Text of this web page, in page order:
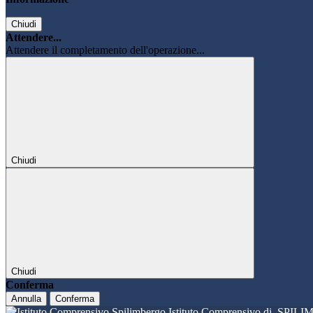
Chiudi
Attendere...
Attendere il completamento dell'operazione...
Chiudi
Chiudi
Conferma
Annulla Conferma